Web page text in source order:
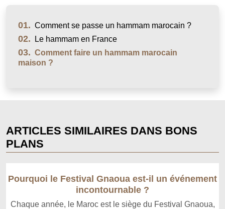
01. Comment se passe un hammam marocain ?
02. Le hammam en France
03. Comment faire un hammam marocain
maison ?
ARTICLES SIMILAIRES DANS BONS
PLANS
Pourquoi le Festival Gnaoua est-il un événement
incontournable ?
Chaque année, le Maroc est le siège du Festival Gnaoua,